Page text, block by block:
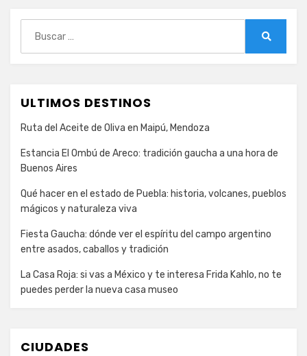
años
historia
ULTIMOS DESTINOS
Ruta del Aceite de Oliva en Maipú, Mendoza
Estancia El Ombú de Areco: tradición gaucha a una hora de
Buenos Aires
Qué hacer en el estado de Puebla: historia, volcanes, pueblos
mágicos y naturaleza viva
Fiesta Gaucha: dónde ver el espíritu del campo argentino
entre asados, caballos y tradición
La Casa Roja: si vas a México y te interesa Frida Kahlo, no te
puedes perder la nueva casa museo
CIUDADES